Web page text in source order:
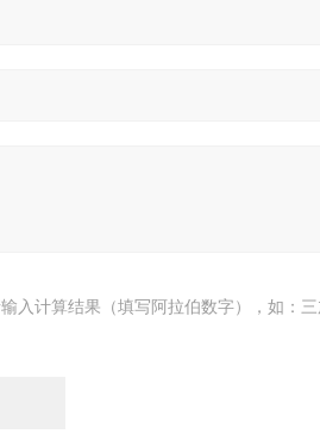
入计算结果（填写阿拉伯数字），如：